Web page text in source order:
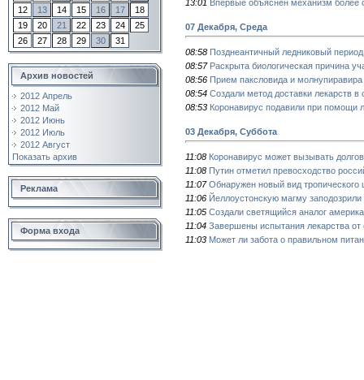
12
13 14 15 16 17
18
19
20 21 22 23 24
25
26
27 28 29 30 31
Архив новостей
2012 Апрель
2012 Май
2012 Июнь
2012 Июль
2012 Август
Показать архив
Реклама
Форма входа
13:01 Впервые объяснен механизм
07 Декабря, Среда
08:58 Позднеантичный ледниковый
08:57 Раскрыта биологическая причина
08:56 Прием паксловида и
08:54 Создали метод доставки лекарств
08:53 Коронавирус подавили при помощи
03 Декабря, Суббота
11:08 Коронавирус может вызывать
11:08 Путин отметил превосходство
11:07 Обнаружен новый вид тропического
11:06 Йеллоустонскую магму
11:05 Создали светящийся аналог
11:04 Завершены испытания лекарства от
11:03 Может ли забота о правильном